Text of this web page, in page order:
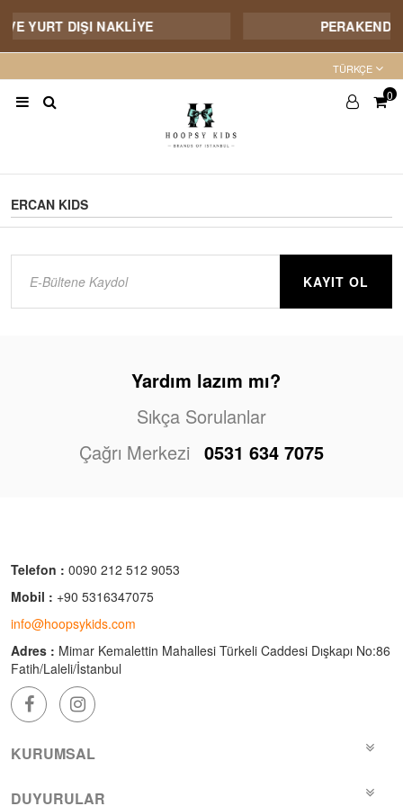
YURT DIŞI NAKLİYE
TÜRKÇE
0
ERCAN KIDS
KAYIT OL
Yardım lazım mı?
Sıkça Sorulanlar
Çağrı Merkezi 0531 634 7075
Telefon : 0090 212 512 9053
Mobil : +90 5316347075
info@hoopsykids.com
Adres : Mimar Kemalettin Mahallesi Türkeli Caddesi Dışkapı No:86
Fatih/Laleli/İstanbul
KURUMSAL
DUYURULAR